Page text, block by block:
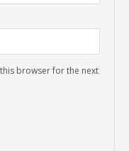
browser for the next